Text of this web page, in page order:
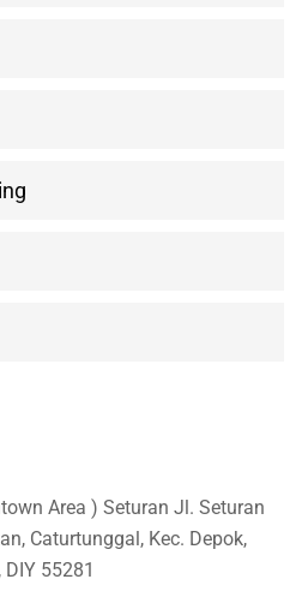
Area ) Seturan Jl. Seturan
Caturtunggal, Kec. Depok,
55281